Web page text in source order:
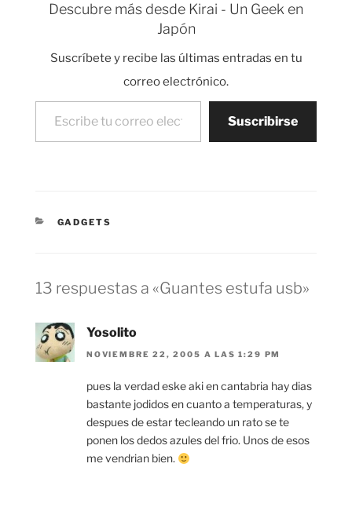
Descubre más desde Kirai - Un Geek en
Japón
Suscríbete y recibe las últimas entradas en tu
correo electrónico.
Escribe tu correo electrónico…
Suscribirse
CATEGORÍAS
GADGETS
13 respuestas a «Guantes estufa usb»
Yosolito
NOVIEMBRE 22, 2005 A LAS 1:29 PM
pues la verdad eske aki en cantabria hay dias
bastante jodidos en cuanto a temperaturas, y
despues de estar tecleando un rato se te
ponen los dedos azules del frio. Unos de esos
me vendrian bien.